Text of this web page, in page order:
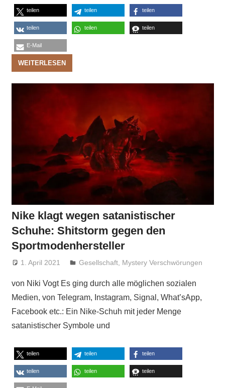
teilen teilen teilen
teilen teilen teilen
E-Mail
WEITERLESEN
Nike klagt wegen satanistischer
Schuhe: Shitstorm gegen den
Sportmodenhersteller
1. April 2021 Niki Vogt
Gesellschaft Mystery Verschwörungen
von Niki Vogt Es ging durch alle möglichen sozialen
Medien, von Telegram, Instagram, Signal, What’sApp,
Facebook etc.: Ein Nike-Schuh mit jeder Menge
satanistischer Symbole und
teilen teilen teilen
teilen teilen teilen